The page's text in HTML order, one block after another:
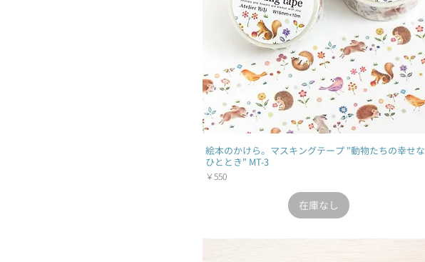
絵本のかけら。マスキングテープ "動物たちの幸せな
ひととき" MT-3
価格
￥550
在庫なし